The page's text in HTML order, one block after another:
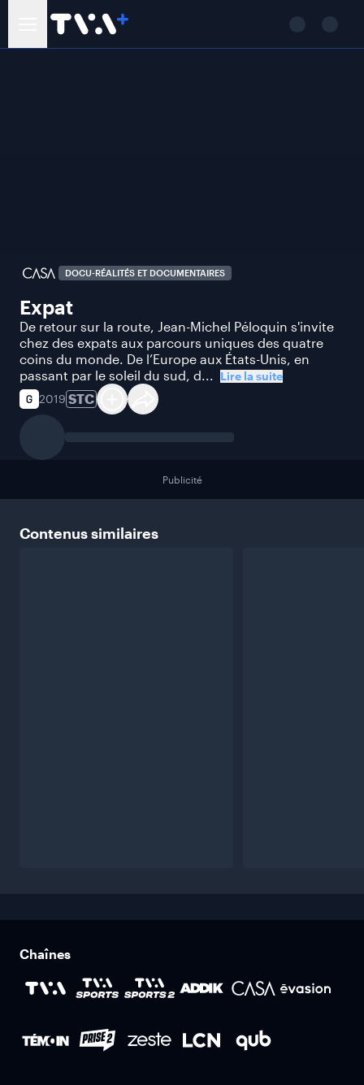
DOCU-RÉALITÉS ET DOCUMENTAIRES
Expat
De retour sur la route, Jean-Michel Péloquin s'invite
chez des expats aux parcours uniques des quatre
coins du monde. De l’Europe aux États-Unis, en
passant par le soleil du sud, d... Lire la suite
2019 STC
Publicité
Contenussimilaires
Chaînes